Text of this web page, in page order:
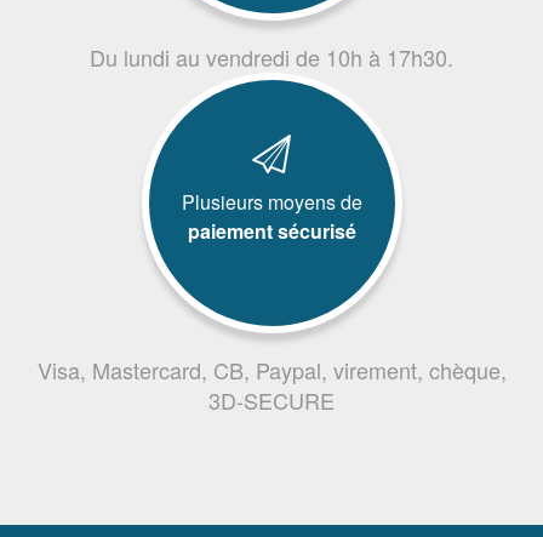
Du lundi au vendredi de 10h à 17h30.
Plusieurs moyens de
paiement sécurisé
Visa, Mastercard, CB, Paypal, virement, chèque,
3D-SECURE